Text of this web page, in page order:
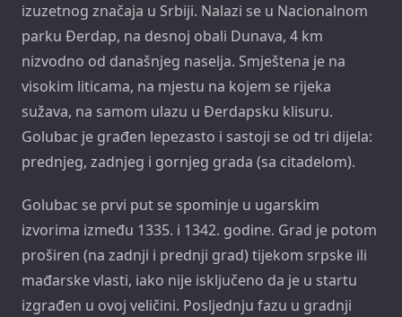
izuzetnog značaja u Srbiji. Nalazi se u Nacionalnom
parku Đerdap, na desnoj obali Dunava, 4 km
nizvodno od današnjeg naselja. Smještena je na
visokim liticama, na mjestu na kojem se rijeka
sužava, na samom ulazu u Đerdapsku klisuru.
Golubac je građen lepezasto i sastoji se od tri dijela:
prednjeg, zadnjeg i gornjeg grada (sa citadelom).
Golubac se prvi put se spominje u ugarskim
izvorima između 1335. i 1342. godine. Grad je potom
proširen (na zadnji i prednji grad) tijekom srpske ili
mađarske vlasti, iako nije isključeno da je u startu
izgrađen u ovoj veličini. Posljednju fazu u gradnji